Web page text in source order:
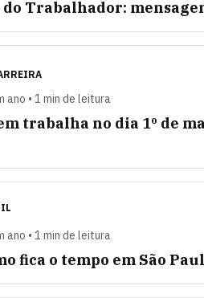
do Trabalhador:
ano • 1 min de leitura
trabalha no dia 1º de
ano • 1 min de leitura
fica o tempo em São